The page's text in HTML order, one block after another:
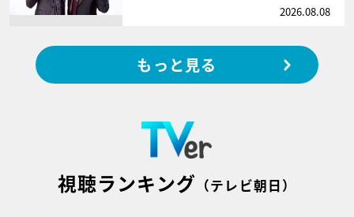
2026.08.08
もっと見る
視聴ランキング （テレビ朝日）